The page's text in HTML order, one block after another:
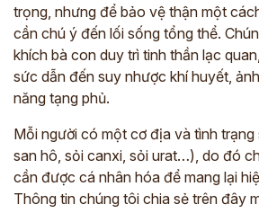
trọng, nhưng để bảo vệ thận một
cần chú ý đến lối sống tổng thể.
khích bà con duy trì tinh thần lạc
sức dẫn đến suy nhược khí huyết,
năng tạng phủ.
Mỗi người có một cơ địa và tình
san hô, sỏi canxi, sỏi urat…), do đó
cần được cá nhân hóa để mang lại
Thông tin chúng tôi chia sẻ trên đây
ĐĂNG KÝ TƯ VẤN
THĂM KHÁM
CÙNG CHUYÊN GIA Y HỌC CỔ TRUYỀN